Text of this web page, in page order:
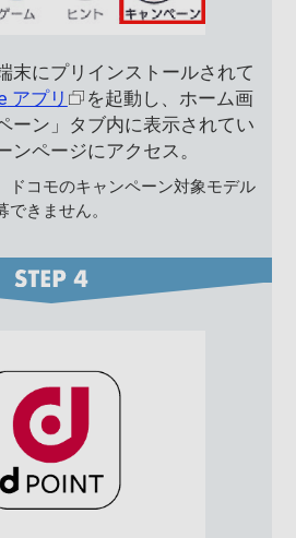
末にプリインストールされて
アプリ
を起動し、ホーム画
ーン」タブ内に表示されてい
ンページにアクセス。
コモのキャンペーン対象モデル
きません。